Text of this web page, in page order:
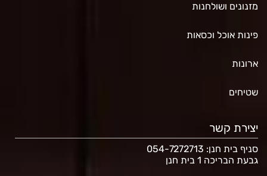
מזנונים ושולחנות
פינות אוכל וכסאות
ארונות
שטיחים
יצירת קשר
סניף בית חנן: 054-7272713
גבעת הבריכה 1 בית חנן